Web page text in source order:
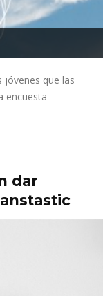
jóvenes que las
encuesta
dar